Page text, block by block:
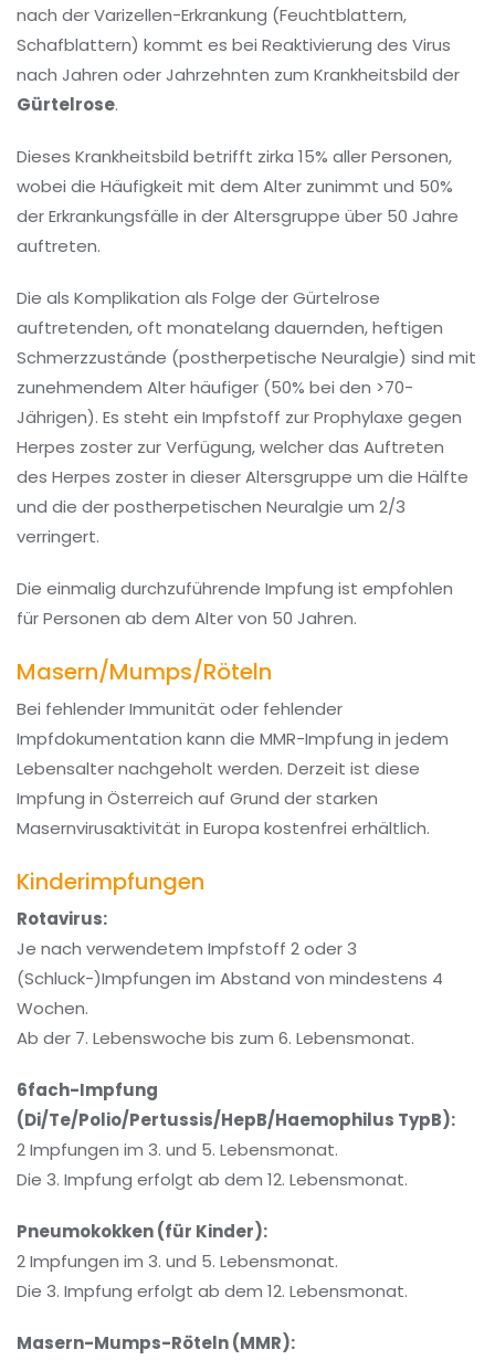
nach der Varizellen-Erkrankung (Feuchtblattern,
Schafblattern) kommt es bei Reaktivierung des Virus
nach Jahren oder Jahrzehnten zum Krankheitsbild der
Gürtelrose.
Dieses Krankheitsbild betrifft zirka 15% aller Personen,
wobei die Häufigkeit mit dem Alter zunimmt und 50%
der Erkrankungsfälle in der Altersgruppe über 50 Jahre
auftreten.
Die als Komplikation als Folge der Gürtelrose
auftretenden, oft monatelang dauernden, heftigen
Schmerzzustände (postherpetische Neuralgie) sind mit
zunehmendem Alter häufiger (50% bei den >70-
Jährigen). Es steht ein Impfstoff zur Prophylaxe gegen
Herpes zoster zur Verfügung, welcher das Auftreten
des Herpes zoster in dieser Altersgruppe um die Hälfte
und die der postherpetischen Neuralgie um 2/3
verringert.
Die einmalig durchzuführende Impfung ist empfohlen
für Personen ab dem Alter von 50 Jahren.
Masern/Mumps/Röteln
Bei fehlender Immunität oder fehlender
Impfdokumentation kann die MMR-Impfung in jedem
Lebensalter nachgeholt werden. Derzeit ist diese
Impfung in Österreich auf Grund der starken
Masernvirusaktivität in Europa kostenfrei erhältlich.
Kinderimpfungen
Rotavirus:
Je nach verwendetem Impfstoff 2 oder 3
(Schluck-)Impfungen im Abstand von mindestens 4
Wochen.
Ab der 7. Lebenswoche bis zum 6. Lebensmonat.
6fach-Impfung
(Di/Te/Polio/Pertussis/HepB/Haemophilus TypB):
2 Impfungen im 3. und 5. Lebensmonat.
Die 3. Impfung erfolgt ab dem 12. Lebensmonat.
Pneumokokken (für Kinder):
2 Impfungen im 3. und 5. Lebensmonat.
Die 3. Impfung erfolgt ab dem 12. Lebensmonat.
Masern-Mumps-Röteln (MMR):